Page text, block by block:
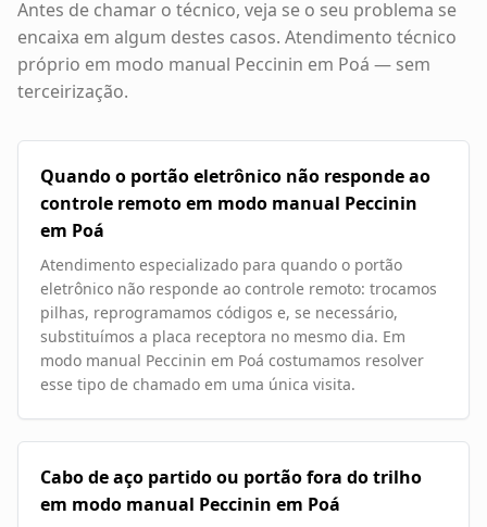
Antes de chamar o técnico, veja se o seu problema se
encaixa em algum destes casos. Atendimento técnico
próprio em modo manual Peccinin em Poá — sem
terceirização.
Quando o portão eletrônico não responde ao
controle remoto em modo manual Peccinin
em Poá
Atendimento especializado para quando o portão
eletrônico não responde ao controle remoto: trocamos
pilhas, reprogramamos códigos e, se necessário,
substituímos a placa receptora no mesmo dia. Em
modo manual Peccinin em Poá costumamos resolver
esse tipo de chamado em uma única visita.
Cabo de aço partido ou portão fora do trilho
em modo manual Peccinin em Poá